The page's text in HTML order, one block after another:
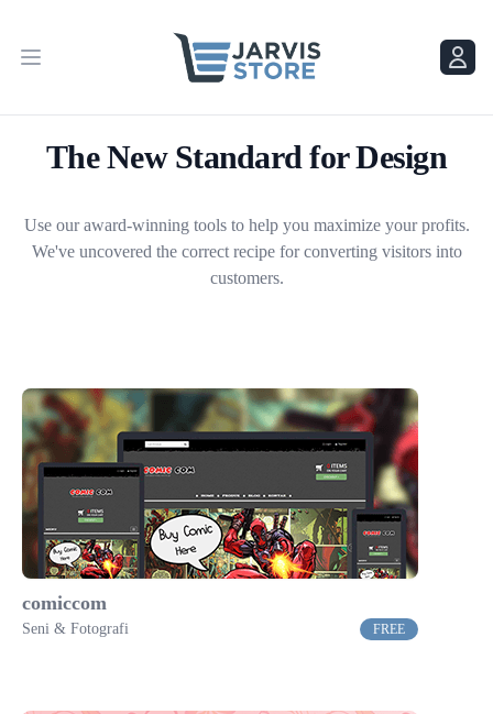
Menu
Menu
The New Standard for Design
Use our award-winning tools to help you maximize your profits.
We've uncovered the correct recipe for converting visitors into
customers.
comiccom
Seni & Fotografi FREE